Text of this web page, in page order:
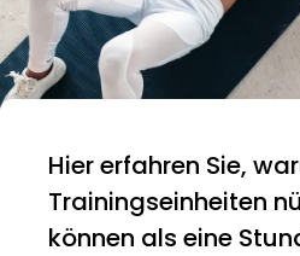
Hier erfahren Sie,
Trainingseinheiten
können als eine